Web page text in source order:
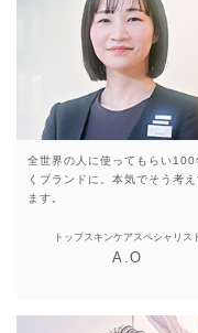
全世界の人に使ってもらい100
くブランドに。 本気でそう考え
ます。
トップスキンケアスペシャリス
A.O